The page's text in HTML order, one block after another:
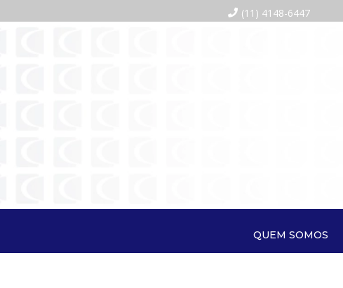
(11) 4148-6447
QUEM SOMOS